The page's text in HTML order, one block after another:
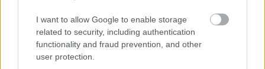
I want to allow Google to enable storage
related to security, including authentication
functionality and fraud prevention, and other
user protection.
online)
Pejó Róbert 1964-ben született Aradon, ahonnan
Feldkirchbe (Ausztria) emigrált családjával.
Amatőrfilmesként több rövidfilm producer-
rendezője, melyeket számos nemzetközi fesztivál